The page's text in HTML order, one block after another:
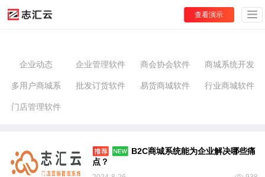
查看演示
企业动态 企业管理软件 商会协会软件 商城系统开发
多用户商城系
统
批发订货软件 易货商城软件 行业商城软件
门店管理软件
B2C商城系统能为企业解决哪些痛
点？